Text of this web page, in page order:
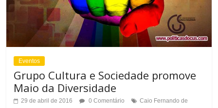
Eventos
Grupo Cultura e Sociedade promove
Maio da Diversidade
29 de abril de 2016 0 Comentário
Caio Fernando de